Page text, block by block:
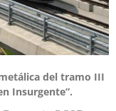
del tramo III
Insurgente”.